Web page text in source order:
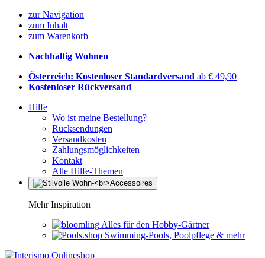
zur Navigation
zum Inhalt
zum Warenkorb
Nachhaltig Wohnen
Österreich: Kostenloser Standardversand ab € 49,90
Kostenloser Rückversand
Hilfe
Wo ist meine Bestellung?
Rücksendungen
Versandkosten
Zahlungsmöglichkeiten
Kontakt
Alle Hilfe-Themen
Mehr Inspiration
Alles für den Hobby-Gärtner
Swimming-Pools, Poolpflege & mehr